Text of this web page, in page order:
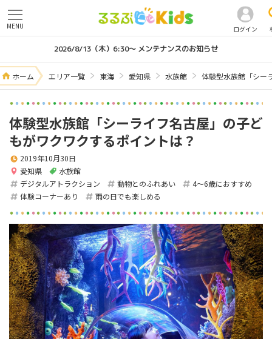
ログイン
MENU
2026/8/13（木）6:30～ メンテナンスのお知らせ
ホーム エリア一覧 東海 愛知県 水族館 体験型水族館「シー
体験型水族館「シーライフ名古屋」の子ど
もがワクワクするポイントは？
愛知県 水族館
2019年10月30日
デジタルアトラクション 動物とのふれあい
4～6歳におすすめ
体験コーナーあり
雨の日でも楽しめる